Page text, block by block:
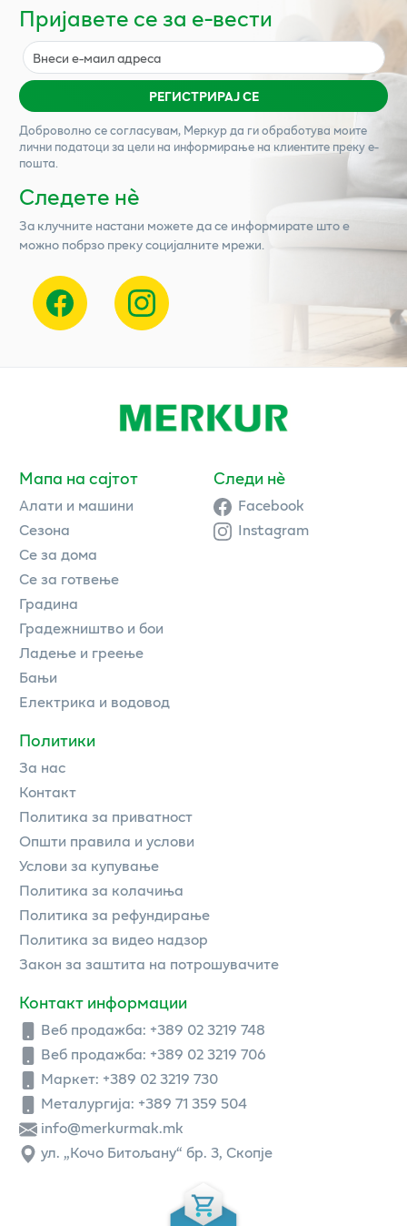
Пријавете се за е-вести
РЕГИСТРИРАЈ СЕ
Доброволно се согласувам, Меркурда ги обработува моите
лични податоци за цели на информирање на клиентите преку е-
пошта.
Следете нѐ
За клучните настани можете да се информирате што е
можно побрзо преку социјалните мрежи.
Мапа на сајтот
Алати и машини
Сезона
Се за дома
Се за готвење
Градина
Градежништво и бои
Ладење и греење
Бањи
Електрика и водовод
Политики
За нас
Контакт
Политика за приватност
Општи правила и услови
Услови за купување
Политика за колачиња
Политика за рефундирање
Политика за видео надзор
Закон за заштита на потрошувачите
Контакт информации
Веб продажба: +389 02 3219 748
Веб продажба: +389 02 3219 706
Маркет: +389 02 3219 730
Металургија: +389 71 359 504
info@merkurmak.mk
ул. „Кочо Битољану“ бр. 3, Скопје
Следи нè
Facebook
Instagram